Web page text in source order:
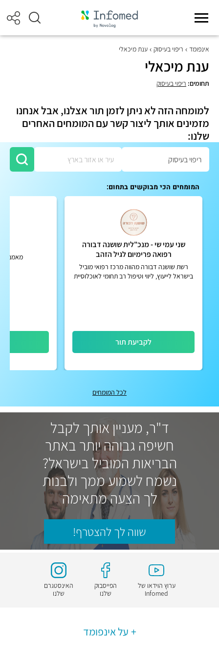
אינפומד ריפוי בעיסוק ענת מיכאלי
ענת מיכאלי
תחומים: ריפוי בעיסוק
למומחה הזה לא ניתן לזמן תור אצלנו, אבל אנחנו
מזמינים אותך ליצור קשר עם המומחים האחרים
שלנו:
המומחים הכי מבוקשים בתחום:
שני עמי שי - מנכ"לית שושנה דבורה
רפואה פרימיום לגיל הזהב
רשת שושנה דבורה מהווה מרכז רפואי מוביל
בישראל לייעוץ, ליווי וטיפול רב תחומי לאוכלוסיית
לקביעת תור
מאמנת
לכל המומחים
ד"ר, מעניין אותך לקבל
חשיפה גבוהה יותר באתר
הבריאות המוביל בישראל?
נשמח לשמוע ממך ולבנות
לך הצעה מתאימה
שווה לך להצטרף!
ערוץ הוידאו של
Infomed
הפייסבוק
שלנו
האינסטגרם
שלנו
על אינפומד